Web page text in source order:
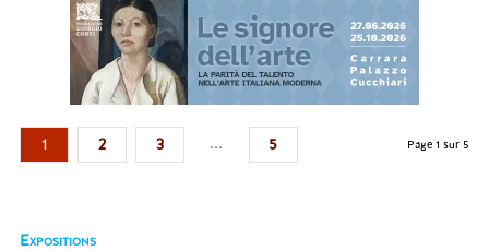
1 2 3 ... 5 Page 1 sur 5
Expositions